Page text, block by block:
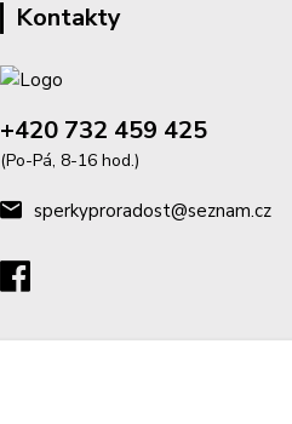
Kontakty
+420 732 459 425
(Po-Pá, 8-16 hod.)
sperkyproradost@seznam.cz